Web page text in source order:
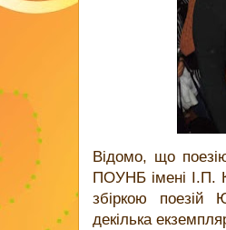
Відомо, що
ПОУНБ імені І.П.
збіркою поезій
декілька